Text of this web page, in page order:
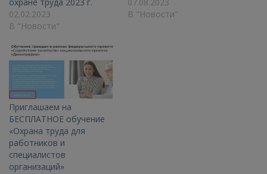
02.02.2023
В "Новости"
В "Новости"
Приглашаем на
БЕСПЛАТНОЕ обучение
«Охрана труда для
работников и
специалистов
организаций»